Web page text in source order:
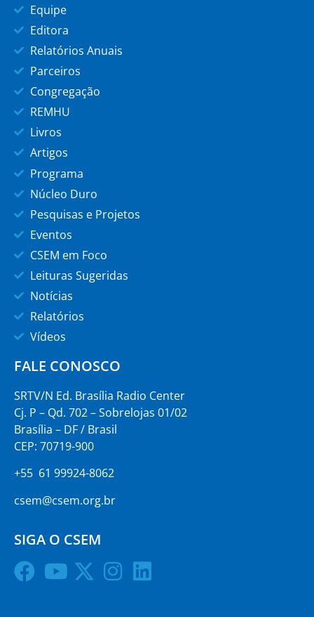
Equipe
Editora
Relatórios Anuais
Parceiros
Congregação
REMHU
Livros
Artigos
Programa
Núcleo Duro
Pesquisas e Projetos
Eventos
CSEM em Foco
Leituras Sugeridas
Notícias
Relatórios
Vídeos
FALE CONOSCO
SRTV/N Ed. Brasília Radio Center
Cj. P – Qd. 702 – Sobrelojas 01/02
Brasília – DF / Brasil
CEP: 70719-900
+55 61 99924-8062
csem@csem.org.br
SIGA O CSEM